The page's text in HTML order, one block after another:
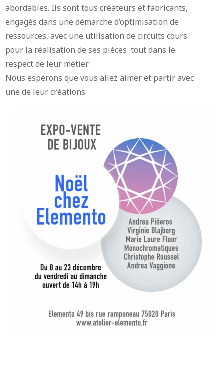
abordables. Ils sont tous créateurs et fabricants,
engagés dans une démarche d’optimisation de
ressources, avec une utilisation de circuits cours
pour la réalisation de ses pièces tout dans le
respect de leur métier.
Nous espérons que vous allez aimer et partir avec
une de leur créations.